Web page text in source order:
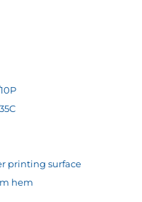
printing surface
hem